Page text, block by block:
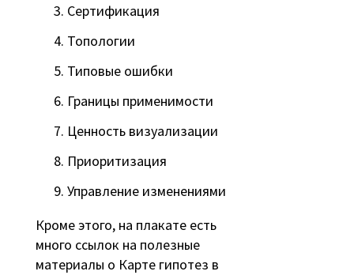
Сертификация
Топологии
Типовые ошибки
Границы применимости
Ценность визуализации
Приоритизация
Управление изменениями
Кроме этого, на плакате есть
много ссылок на полезные
материалы о Карте гипотез в